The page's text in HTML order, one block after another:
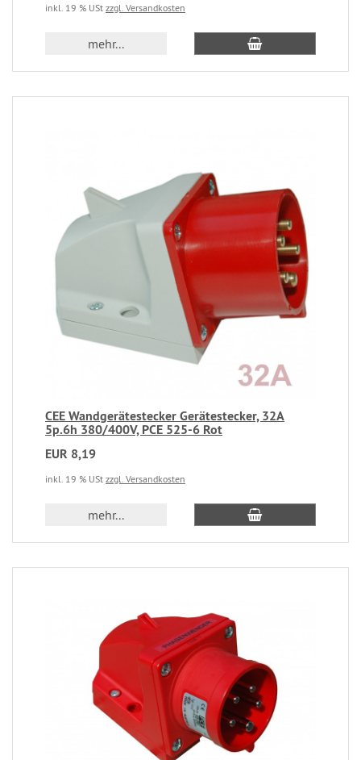
inkl. 19 % USt zzgl. Versandkosten
mehr...
CEE Wandgerätestecker Gerätestecker, 32A
5p.6h 380/400V, PCE 525-6 Rot
EUR 8,19
inkl. 19 % USt zzgl. Versandkosten
mehr...